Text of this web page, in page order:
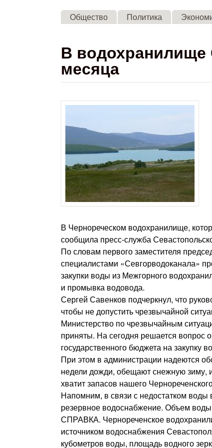
Общество Политика
В водохранилище
месяца
В Чернореческом водохранилище,
сообщила пресс-служба
По словам первого заместителя
специалистами «Севгорводоканала»
закупки воды из Межгорного
и промывка водовода.
Сергей Савенков подчеркнул, что
чтобы не допустить чрезвычайной
Министерство по чрезвычайным
приняты. На сегодня решается вопрос
государственного бюджета на закупку
При этом в администрации надеются
недели дожди, обещают снежную зиму,
хватит запасов нашего
Напомним, в связи с недостатком
резервное водоснабжение. Объем
СПРАВКА. Чернореченское
источником водоснабжения
кубометров воды, площадь водного